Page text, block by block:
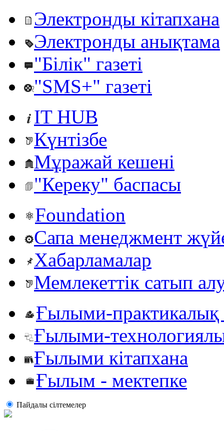
Электронды кітапхана
Электронды анықтама
"Білік" газеті
"SMS+" газеті
IT HUB
Күнтізбе
Мұражай кешені
"Кереку" баспасы
Foundation
Сапа менеджмент
Хабарламалар
Мемлекеттік сатып
Ғылыми-практикалық
Ғылыми-
Ғылыми кітапхана
Ғылым - мектепке
Пайдалы сiлтемелер